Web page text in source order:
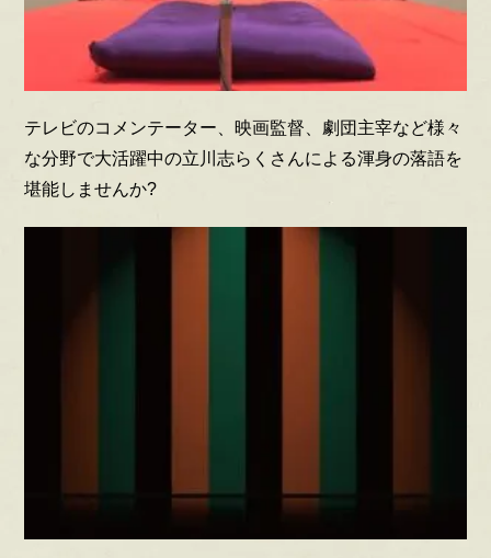
テレビのコメンテーター、映画監督、劇団主宰など様々
な分野で大活躍中の立川志らくさんによる渾身の落語を
堪能しませんか?